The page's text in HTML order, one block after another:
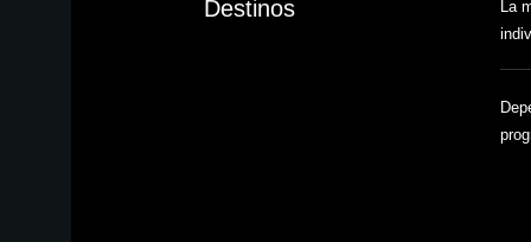
Destinos
La